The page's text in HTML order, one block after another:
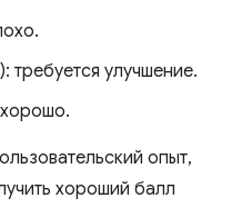
улучшение.
опыт,
хороший балл